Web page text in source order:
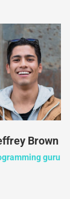
Brown
guru